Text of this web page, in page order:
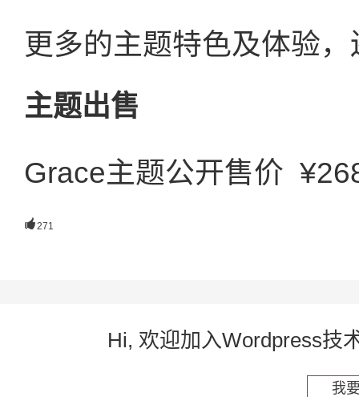
更多的主题特色及体验
主题出售
Grace主题公开售价
271
Hi, 欢迎加入Wordpress技
我